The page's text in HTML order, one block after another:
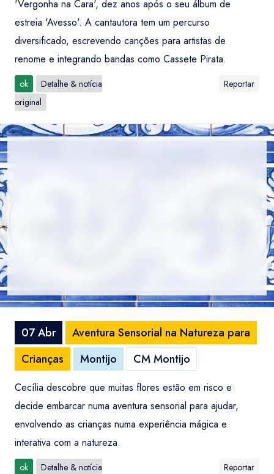
'Vergonha na Cara', dez anos após o seu álbum de
estreia 'Avesso'. A cantautora tem um percurso
diversificado, escrevendo canções para artistas de
renome e integrando bandas como Cassete Pirata.
ok
Detalhe & notícia
original
Reportar
07 Abr
Aventura Sensorial na Natureza para
Crianças
Montijo CM Montijo
Cecília descobre que muitas flores estão em risco e
decide embarcar numa aventura sensorial para ajudar,
envolvendo as crianças numa experiência mágica e
interativa com a natureza.
ok
Detalhe & notícia
Reportar